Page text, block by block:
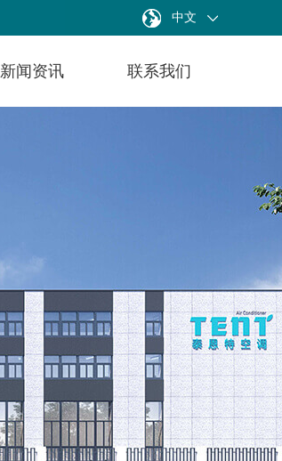
中文
新闻资讯 联系我们